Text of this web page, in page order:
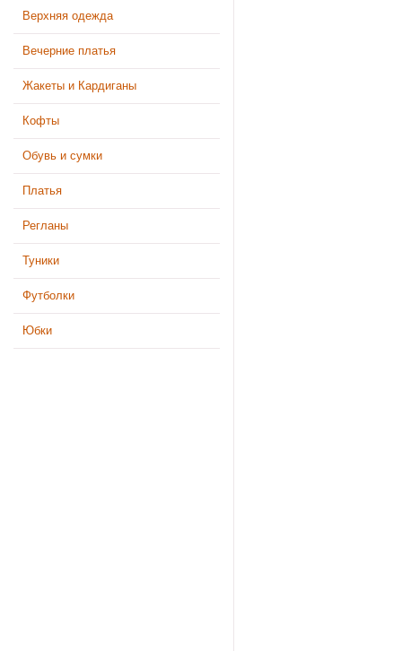
Верхняя одежда
Вечерние платья
Жакеты и Кардиганы
Кофты
Обувь и сумки
Платья
Регланы
Туники
Футболки
Юбки